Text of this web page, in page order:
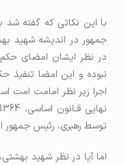
با این نکاتی که گفته
جمهور در اندیشه شهید
در نظر ایشان امضای
نبوده و این امضا تنفیذ
اجرا زیر نظر امامت
توسط رهبری، رئیس جمهور
اما آیا در نظر شهید